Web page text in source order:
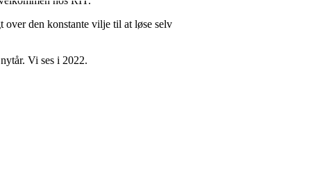
den konstante vilje til at løse selv
Vi ses i 2022.